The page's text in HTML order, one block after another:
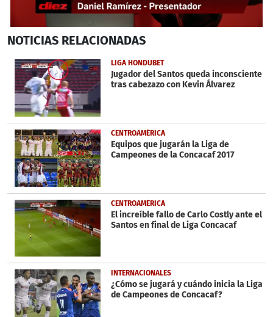
seconds
4
minutes,
32
seconds
NOTICIAS RELACIONADAS
LIGA HONDUBET
Jugador del Santos queda inconsciente
tras cabezazo con Kevin Álvarez
CENTROAMÉRICA
Equipos que jugarán la Liga de
Campeones de la Concacaf 2017
CENTROAMÉRICA
El increíble fallo de Carlo Costly ante el
Santos en final de Liga Concacaf
INTERNACIONALES
¿Cómo se jugará y cuándo inicia la Liga
de Campeones de Concacaf?